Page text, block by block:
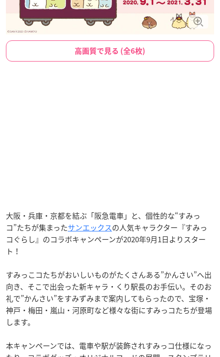
高画質で見る (全6枚)
大阪・兵庫・京都を結ぶ「阪急電車」と、個性的な“すみっ
コ”たちが集まったサンエックスの人気キャラクター『すみっ
コぐらし』のコラボキャンペーンが2020年9月1日よりスター
ト！
すみっこコたちがおいしいものがたくさんある”かんさい”へ出
向き、そこで出会った新キャラ・くり駅長のお手伝い。そのお
礼で”かんさい”をすみずみまで案内してもらったので、宝塚・
神戸・梅田・嵐山・河原町など様々な街にすみっコたちが登場
します。
本キャンペーンでは、電車や駅が装飾されすみっコ仕様になっ